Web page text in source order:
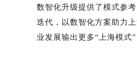
数智化升级提供了模式参
迭代，以数智化方案助力
业发展输出更多“上海模式